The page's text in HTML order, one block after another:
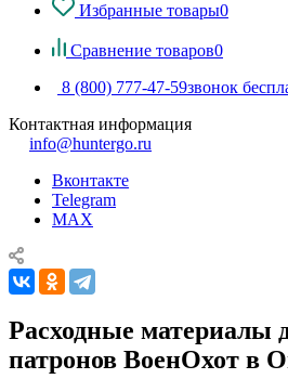
Избранные товары0
Сравнение товаров0
8 (800) 777-47-59звонок
Контактная информация
info@huntergo.ru
Вконтакте
Telegram
MAX
Расходные материалы
патронов ВоенОхот в